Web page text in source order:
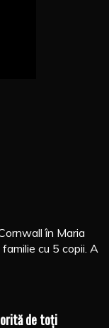
în Maria
cu 5 copii. A
de toți